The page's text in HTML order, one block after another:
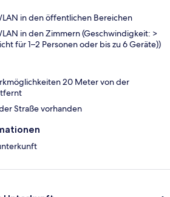
in den öffentlichen Bereichen
in den Zimmern (Geschwindigkeit: >
für 1–2 Personen oder bis zu 6 Geräte))
20 Meter von der
Straße vorhanden